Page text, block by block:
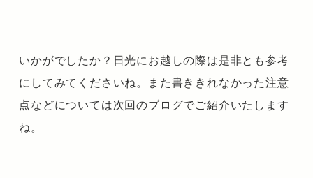
いかがでしたか？日光にお越しの際は是非とも参考
にしてみてくださいね。また書ききれなかった注意
点などについては次回のブログでご紹介いたします
ね。